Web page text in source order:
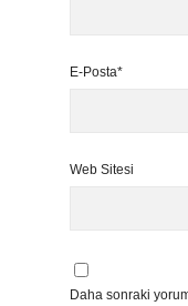
E-Posta*
Web Sitesi
Daha sonraki